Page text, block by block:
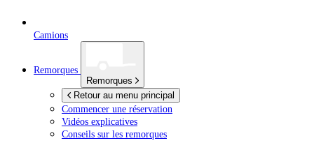
Camions
Remorques
Remorques
Retour au menu principal
Commencer une réservation
Vidéos explicatives
Conseils sur les remorques